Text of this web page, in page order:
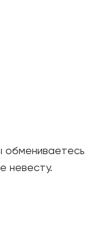
обмениваетесь
невесту.